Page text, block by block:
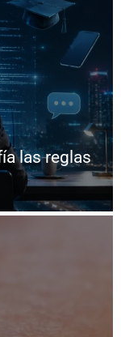
las reglas